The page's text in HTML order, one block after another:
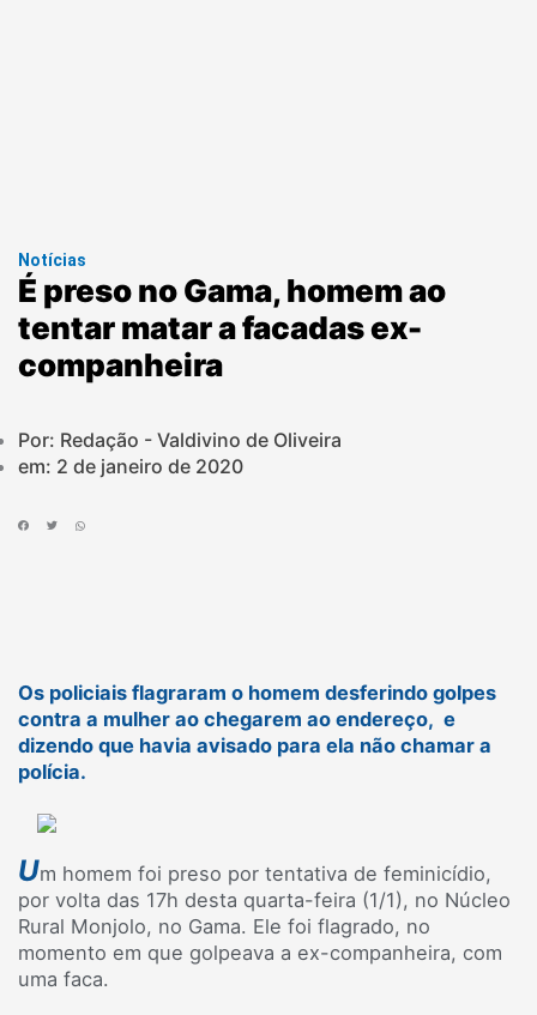
Notícias
É preso no Gama, homem ao
tentar matar a facadas ex-
companheira
Por: Redação - Valdivino de Oliveira
em: 2 de janeiro de 2020
Os policiais flagraram o homem desferindo golpes
contra a mulher ao chegarem ao endereço, e
dizendo que havia avisado para ela não chamar a
polícia.
Um homem foi preso por tentativa de feminicídio,
por volta das 17h desta quarta-feira (1/1), no Núcleo
Rural Monjolo, no Gama. Ele foi flagrado, no
momento em que golpeava a ex-companheira, com
uma faca.